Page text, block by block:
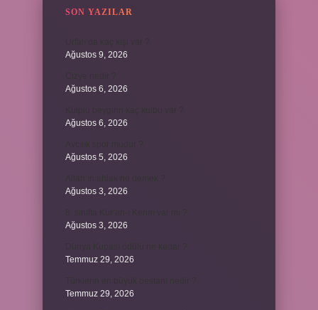
SON YAZILAR
Ağustos 9, 2026
Ağustos 6, 2026
Ağustos 6, 2026
Ağustos 5, 2026
Ağustos 3, 2026
Ağustos 3, 2026
Temmuz 29, 2026
Temmuz 29, 2026